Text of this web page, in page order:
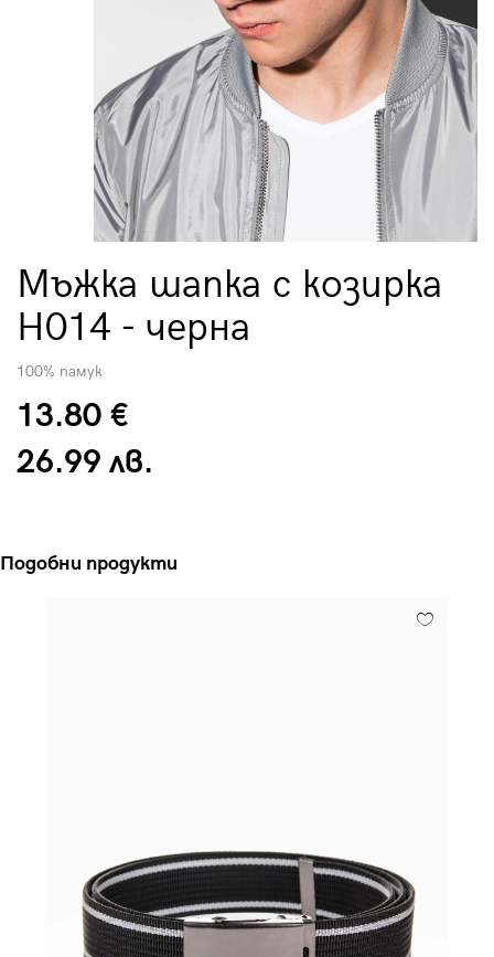
Мъжка шапка с козирка
H014 - черна
100% памук
13.80 €
26.99 лв.
Подобни продукти